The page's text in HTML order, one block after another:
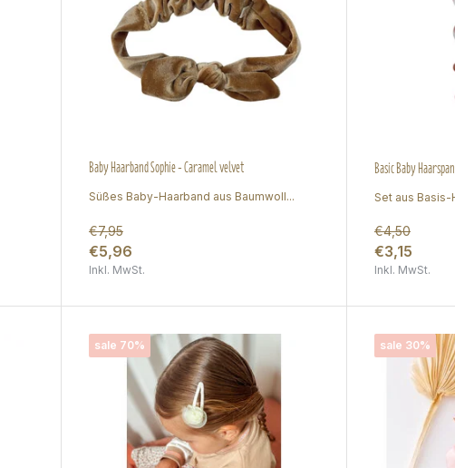
Baby Haarband Sophie - Caramel velvet
Süßes Baby-Haarband aus Baumwoll...
€7,95
€5,96
Inkl. MwSt.
Basic Baby
Set aus Basis-
€4,50
€3,15
Inkl. MwSt.
sale 70% sale 30%